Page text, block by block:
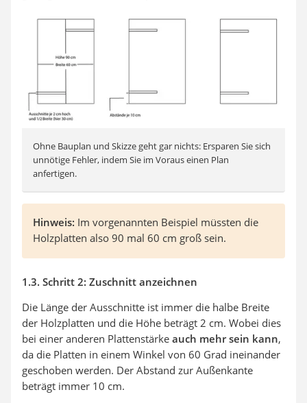
Ohne Bauplan und Skizze geht gar nichts: Ersparen Sie sich
unnötige Fehler, indem Sie im Voraus einen Plan
anfertigen.
Hinweis: Im vorgenannten Beispiel müssten die
Holzplatten also 90 mal 60 cm groß sein.
1.3. Schritt 2: Zuschnitt anzeichnen
Die Länge der Ausschnitte ist immer die halbe Breite
der Holzplatten und die Höhe beträgt 2 cm. Wobei dies
bei einer anderen Plattenstärke auch mehr sein kann,
da die Platten in einem Winkel von 60 Grad ineinander
geschoben werden. Der Abstand zur Außenkante
beträgt immer 10 cm.